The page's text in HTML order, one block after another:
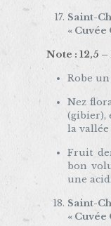
Saint-
« Cuvée
Note : 12,5
Robe
Nez
(gibier),
la vallée
Fruit
bon
une
Saint-
« Cuvée